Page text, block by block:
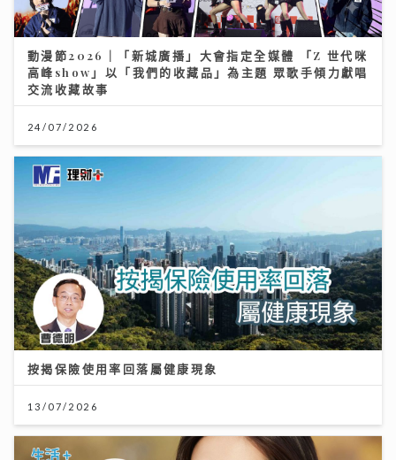
動漫節2026｜「新城廣播」大會指定全媒體 「Z 世代咪
高峰show」以「我們的收藏品」為主題 眾歌手傾力獻唱
交流收藏故事
24/07/2026
按揭保險使用率回落屬健康現象
13/07/2026